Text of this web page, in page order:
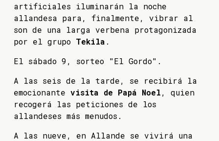
artificiales iluminarán la noche
allandesa para, finalmente, vibrar al
son de una larga verbena protagonizada
por el grupo Tekila .
El sábado 9, sorteo "El Gordo".
A las seis de la tarde, se recibirá la
emocionante visita de Papá Noel, quien
recogerá las peticiones de los
allandeses más menudos.
A las nueve, en Allande se vivirá una